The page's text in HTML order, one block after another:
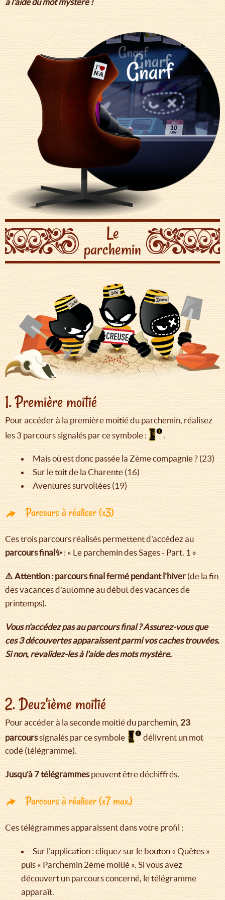
Le
parchemin
1. Première moitié
Pour accéder à la première moitié du parchemin, réalisez
les 3 parcours signalés par ce symbole :
Mais où est donc passée la Zème compagnie ? (23)
Sur le toit de la Charente (16)
Aventures survoltées (19)
Parcours à réaliser (x3)
Ces trois parcours réalisés permettent d'accédez au
parcours final✨: « Le parchemin des Sages - Part. 1 »
⚠️ Attention : parcours final fermé pendant l'hiver (de la fin
des vacances d'automne au début des vacances de
printemps).
Vous n'accédez pas au parcours final ? Assurez-vous que
ces 3 découvertes apparaissent parmi vos caches trouvées.
Si non, revalidez-les à l'aide des mots mystère.
2. Deuz'ième moitié
Pour accéder à la seconde moitié du parchemin, 23
parcourssignalés par ce symbole
délivrent un mot
codé (télégramme).
Jusqu'à 7 télégrammespeuvent être déchiffrés.
Parcours à réaliser (x7 max.)
Ces télégrammes apparaissent dans votre profil :
Sur l’application : cliquez sur le bouton « Quêtes »
puis « Parchemin 2ème moitié ». Si vous avez
découvert un parcours concerné, le télégramme
apparaît.